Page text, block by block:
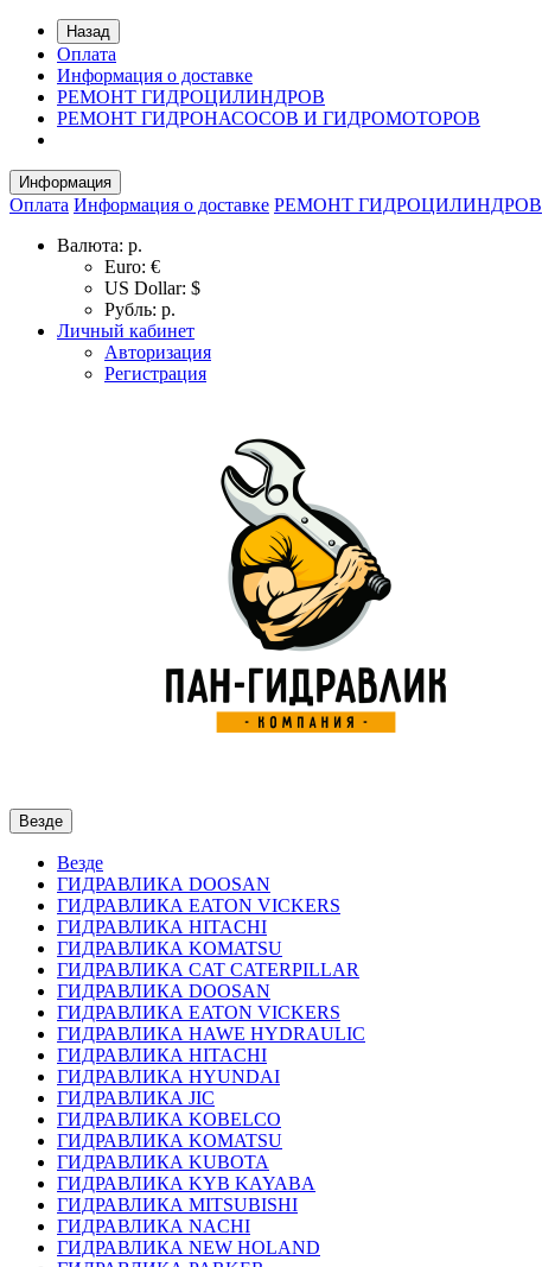
Назад
Оплата
Информация о доставке
РЕМОНТ ГИДРОЦИЛИНДРОВ
РЕМОНТ ГИДРОНАСОСОВ И ГИДРОМОТОРОВ
Информация
Оплата Информация о доставке РЕМОНТ ГИДРОЦИЛИНДРОВ
Валюта: р.
Euro: €
US Dollar: $
Рубль: р.
Личный кабинет
Авторизация
Регистрация
Везде
Везде
ГИДРАВЛИКА DOOSAN
ГИДРАВЛИКА EATON VICKERS
ГИДРАВЛИКА HITACHI
ГИДРАВЛИКА KOMATSU
ГИДРАВЛИКА CAT CATERPILLAR
ГИДРАВЛИКА DOOSAN
ГИДРАВЛИКА EATON VICKERS
ГИДРАВЛИКА HAWE HYDRAULIC
ГИДРАВЛИКА HITACHI
ГИДРАВЛИКА HYUNDAI
ГИДРАВЛИКА JIC
ГИДРАВЛИКА KOBELCO
ГИДРАВЛИКА KOMATSU
ГИДРАВЛИКА KUBOTA
ГИДРАВЛИКА KYB KAYABA
ГИДРАВЛИКА MITSUBISHI
ГИДРАВЛИКА NACHI
ГИДРАВЛИКА NEW HOLAND